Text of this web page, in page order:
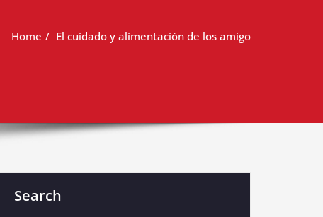
Home El cuidado y alimentación de los amigo
Search